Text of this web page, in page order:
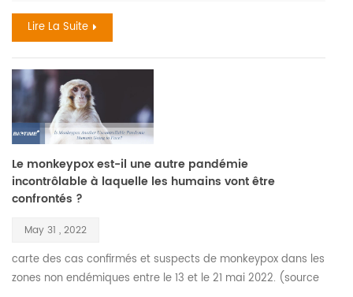
pendant les saisons a également eu un effet considé...
Lire La Suite
Le monkeypox est-il une autre pandémie
incontrôlable à laquelle les humains vont être
confrontés ?
May 31 , 2022
carte des cas confirmés et suspects de monkeypox dans les
zones non endémiques entre le 13 et le 21 mai 2022. (source